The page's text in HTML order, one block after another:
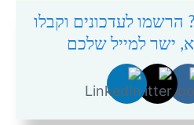
שהוא נועד להגביר את
עיקוף של הפיקוח
עמד בית המשפט על
המינהל. כאשר מדובר
בזכויות חוקתיות, אין די
לעדכונים וקבלו
ישר למייל שלכם